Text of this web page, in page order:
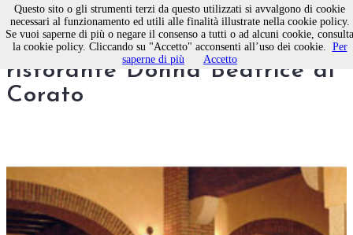
La sfida delle “tièdde” al
ristorante Donna Beatrice di
Corato
Questo sito o gli strumenti terzi da questo utilizzati si avvalgono di cookie
necessari al funzionamento ed utili alle finalità illustrate nella cookie policy.
Se vuoi saperne di più o negare il consenso a tutti o ad alcuni cookie, consulta
la cookie policy. Cliccando su "Accetto" acconsenti all’uso dei cookie. Per
saperne di più
Accetto